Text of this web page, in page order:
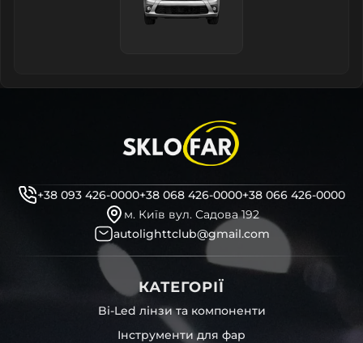
+38 093 426-0000+38 068 426-0000+38 066 426-0000
м. Київ вул. Садова 192
autolighttclub@gmail.com
КАТЕГОРІЇ
Bi-Led лінзи та компоненти
Інструменти для фар